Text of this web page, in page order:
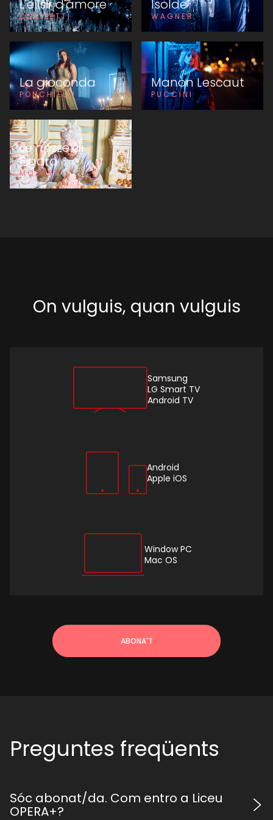
L'elisir d'amore
DONIZETTI
Isolde
WAGNER
La gioconda
PONCHIELLI
Manon Lescaut
PUCCINI
Le nozze di
Figaro
MOZART
On vulguis, quan vulguis
Samsung
LG Smart TV
Android TV
Android
Apple iOS
Window PC
Mac OS
ABONA'T
Preguntes freqüents
Sóc abonat/da. Com entro a Liceu
OPERA+?